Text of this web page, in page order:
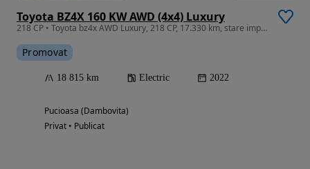
Toyota BZ4X 160 KW AWD (4x4) Luxury
218 CP • Toyota bz4x AWD Luxury, 218 CP, 17.330 km, stare impecabila
Promovat
18 815 km Electric 2022
Pucioasa (Dambovita)
Privat • Publicat